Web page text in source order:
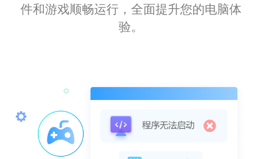
件和游戏顺畅运行，全面提升您的电脑体
验。
这款软件驱动库更新及时，覆盖全面，无论
是旧型号还是最新款打印机，都能找到匹配
Kirito